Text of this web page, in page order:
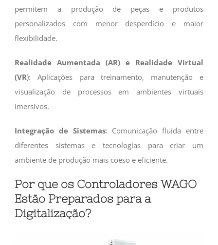
permitem a produção de peças e produtos
personalizados com menor desperdício e maior
flexibilidade.
Realidade Aumentada (AR) e Realidade Virtual
(VR): Aplicações para treinamento, manutenção e
visualização de processos em ambientes virtuais
imersivos.
Integração de Sistemas: Comunicação fluida entre
diferentes sistemas e tecnologias para criar um
ambiente de produção mais coeso e eficiente.
Por que os Controladores WAGO
Estão Preparados para a
Digitalização?